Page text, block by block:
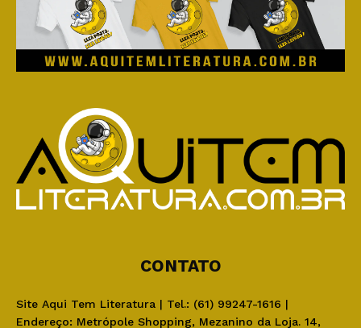
CONTATO
Site Aqui Tem Literatura | Tel.: (61) 99247-1616 |
Endereço: Metrópole Shopping, Mezanino da Loja. 14,